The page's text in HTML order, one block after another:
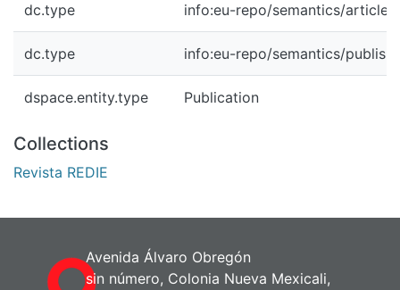
dc.type info:eu-repo/semantics/article
dc.type info:eu-repo/semantics/
dspace.entity.type Publication
Collections
Revista REDIE
Avenida Álvaro Obregón
sin número, Colonia Nueva Mexicali,